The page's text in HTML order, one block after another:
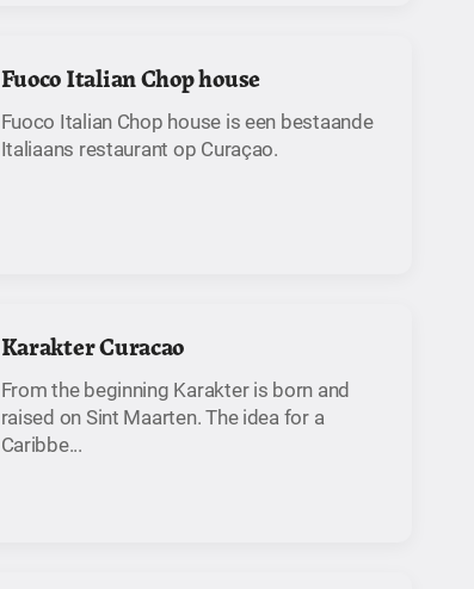
Fuoco Italian Chop house
Fuoco Italian Chop house is een bestaande
Italiaans restaurant op Curaçao.
Karakter Curacao
From the beginning Karakter is born and
raised on Sint Maarten. The idea for a
Caribbe...